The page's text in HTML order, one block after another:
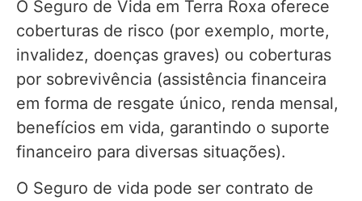
O Seguro de Vida em Terra Roxa oferece
coberturas de risco (por exemplo, morte,
invalidez, doenças graves) ou coberturas
por sobrevivência (assistência financeira
em forma de resgate único, renda mensal,
benefícios em vida, garantindo o suporte
financeiro para diversas situações).
O Seguro de vida pode ser contrato de